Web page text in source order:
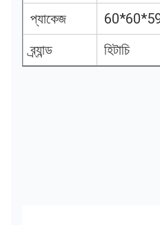
প্যাকেজ
ব্র্যান্ড
হিটাচি